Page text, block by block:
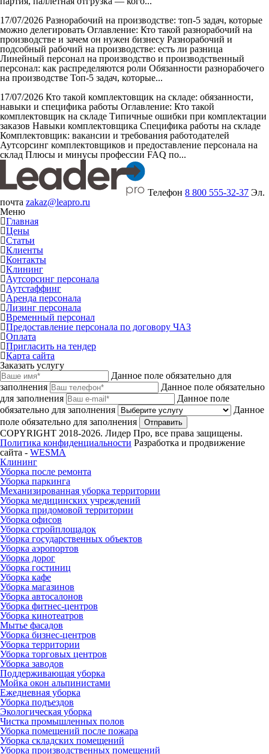
17/07/2026 Разнорабочий на производстве: топ-5 задач, которые
можно делегировать Оглавление: Кто такой разнорабочий на
производстве и зачем он нужен бизнесу Разнорабочий и
подсобный рабочий на производстве: есть ли разница
Линейный персонал на производство и производственный
персонал: как распределяются роли Обязанности разнорабочего
на производстве Топ-5 задач, которые...
17/07/2026 Кто такой комплектовщик на складе: обязанности,
навыки и специфика работы Оглавление: Кто такой
комплектовщик на складе Типичные ошибки при комплектации
заказов Навыки комплектовщика Специфика работы на складе
Комплектовщик: вакансии и требования работодателей
Аутсорсинг комплектовщиков и предоставление персонала на
склад Плюсы и минусы профессии FAQ по...
Телефон8 800 555-32-37 Эл.
почта zakaz@leapro.ru
Меню
Главная
Цены
Статьи
Клиенты
Контакты
Клининг
Аутсорсинг персонала
Аутстаффинг
Аренда персонала
Лизинг персонала
Временный персонал
Предоставление персонала по договору ЧАЗ
Оплата
Пригласить на тендер
Карта сайта
Заказать услугу
Данное поле обязательно для
заполнения
Данное поле обязательно
для заполнения
Данное поле
обязательно для заполнения
Данное
поле обязательно для заполнения
Отправить
COPYRIGHT 2018-2026. Лидер Про, все права защищены.
Политика конфиденциальности Разработка и продвижение
сайта - WESMA
Клининг
Уборка после ремонта
Уборка паркинга
Механизированная уборка территории
Уборка медицинских учреждений
Уборка придомовой территории
Уборка офисов
Уборка стройплощадок
Уборка государственных объектов
Уборка аэропортов
Уборка дорог
Уборка гостиниц
Уборка кафе
Уборка магазинов
Уборка автосалонов
Уборка фитнес-центров
Уборка кинотеатров
Мытье фасадов
Уборка бизнес-центров
Уборка территории
Уборка торговых центров
Уборка заводов
Поддерживающая уборка
Мойка окон альпинистами
Ежедневная уборка
Уборка подъездов
Экологическая уборка
Чистка промышленных полов
Уборка помещений после пожара
Уборка складских помещений
Уборка производственных помещений